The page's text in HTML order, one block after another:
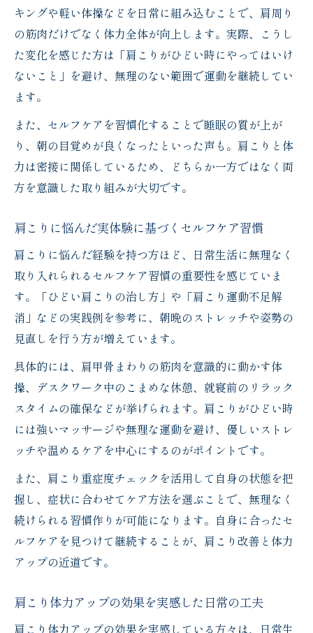
践法
肩こり改善へ導く有酸素運動のコツと注意
点
肩こりと体力アップを叶える運動のポイン
ト
肩こり体力アップの簡単セルフケア術
方法
肩こりを和らげるお手軽ストレッチ術を紹
介
肩こり体力アップのための自宅ケアのコツ
肩こりセルフケア習慣で毎日を快適に過ご
す
肩こり体力アップに役立つ日常動作のポイ
ント
悪化を防ぐ肩こり対策と注意ポイント
肩こり悪化を防ぐための生活習慣の見直し
術
肩こりがひどい時に避けるべき行動と対策
法
肩こり重症度チェックと早めのケアの重要
性
肩こり体力アップを妨げるNG習慣に注意
法
キングや軽い体操などを日常に組み込むことで、肩周り
の筋肉だけでなく体力全体が向上します。実際、こうし
た変化を感じた方は「肩こりがひどい時にやってはいけ
ないこと」を避け、無理のない範囲で運動を継続してい
ます。
また、セルフケアを習慣化することで睡眠の質が上が
り、朝の目覚めが良くなったといった声も。肩こりと体
力は密接に関係しているため、どちらか一方ではなく両
方を意識した取り組みが大切です。
肩こりに悩んだ実体験に基づくセルフケア習慣
肩こりに悩んだ経験を持つ方ほど、日常生活に無理なく
取り入れられるセルフケア習慣の重要性を感じていま
す。「ひどい肩こりの治し方」や「肩こり運動不足解
消」などの実践例を参考に、朝晩のストレッチや姿勢の
見直しを行う方が増えています。
具体的には、肩甲骨まわりの筋肉を意識的に動かす体
操、デスクワーク中のこまめな休憩、就寝前のリラック
スタイムの確保などが挙げられます。肩こりがひどい時
には強いマッサージや無理な運動を避け、優しいストレ
ッチや温めるケアを中心にするのがポイントです。
また、肩こり重症度チェックを活用して自身の状態を把
握し、症状に合わせてケア方法を選ぶことで、無理なく
続けられる習慣作りが可能になります。自身に合ったセ
ルフケアを見つけて継続することが、肩こり改善と体力
アップの近道です。
肩こり体力アップの効果を実感した日常の工夫
肩こり体力アップの効果を実感している方々は、日常生